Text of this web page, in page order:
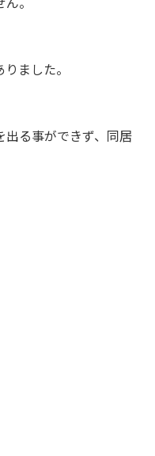
ました。
出る事ができず、同居